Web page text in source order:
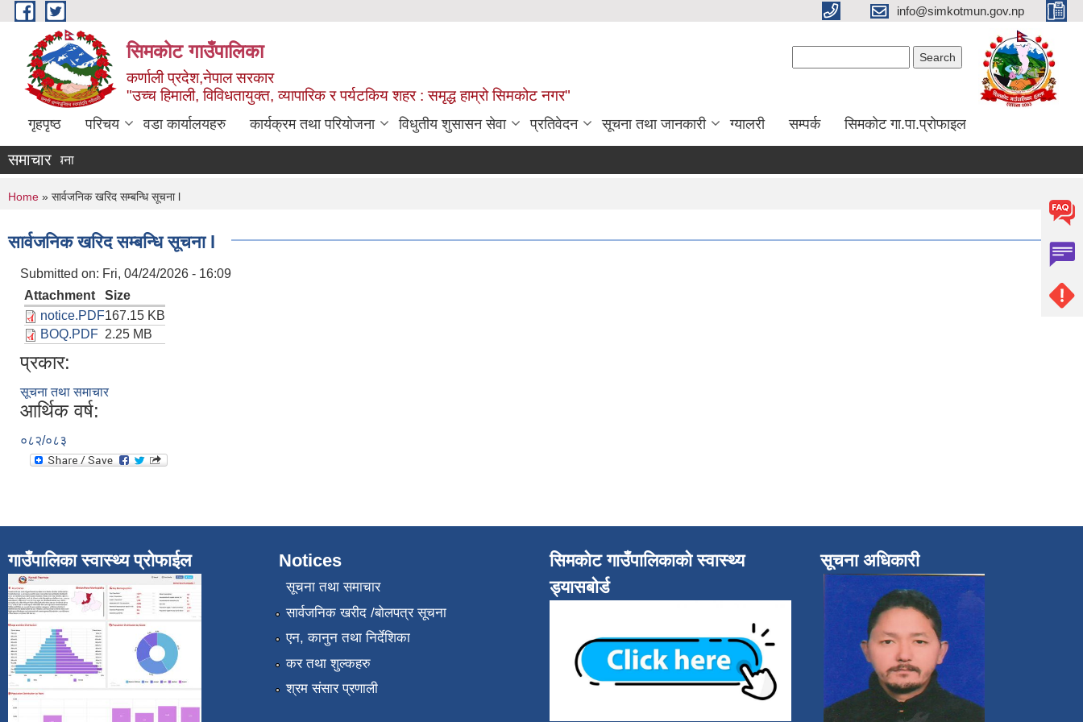
Skip to main content info@simkotmun.gov.np
सिमकोट गाउँपालिका
कर्णाली प्रदेश,नेपाल सरकार
"उच्च हिमाली, विविधतायुक्त, व्यापारिक र पर्यटकिय शहर : समृद्ध हाम्रो सिमकोट नगर"
गृहपृष्ठ परिचय वडा कार्यालयहरु कार्यक्रम तथा परियोजना विधुतीय शुसासन सेवा प्रतिवेदन सूचना तथा जानकारी ग्यालरी सम्पर्क सिमकोट गा.पा.प्रोफाइल
समाचार
पद पूर्ति सम्बन्धी सूचना
You are here
Home » सार्वजनिक खरिद सम्बन्धि सूचना l
सार्वजनिक खरिद सम्बन्धि सूचना l
Submitted on: Fri, 04/24/2026 - 16:09
Attachment
Size
notice.PDF167.15 KB
BOQ.PDF 2.25 MB
प्रकार:
सूचना तथा समाचार
आर्थिक वर्ष:
०८२/०८३
गाउँपालिका स्वास्थ्य प्रोफाईल Notices
सूचना तथा समाचार
सार्वजनिक खरीद /बोलपत्र सूचना
एन, कानुन तथा निर्देशिका
कर तथा शुल्कहरु
श्रम संसार प्रणाली
सिमकोट गाउँपालिकाको स्वास्थ्य
ड्यासबोर्ड
सूचना अधिकारी